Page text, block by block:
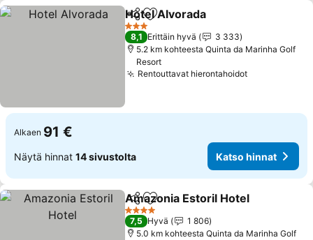
Jaa Lisää suosikkeihin
Hotel Alvorada
3 Tähtiluokitus
8,1 Erittäin hyvä
3 333
5.2 km kohteesta Quinta da Marinha Golf
Resort
Rentouttavat hierontahoidotKatso hinnat
Alkaen 91 €
Näytä hinnat 14 sivustolta Katso hinnat
Jaa Lisää suosikkeihin
Amazonia Estoril Hotel
4 Tähtiluokitus
7,5 Hyvä
1 806
5.0 km kohteesta Quinta da Marinha Golf